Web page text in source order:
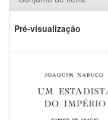
Pré-visualização